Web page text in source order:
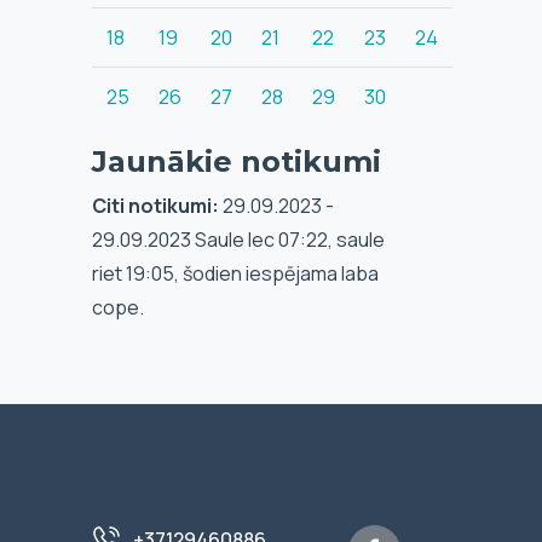
18 19 20 21 22 23 24
25 26 27 28 29 30
Jaunākie notikumi
Citi notikumi: 29.09.2023 -
29.09.2023 Saule lec 07:22, saule
riet 19:05, šodien iespējama laba
cope.